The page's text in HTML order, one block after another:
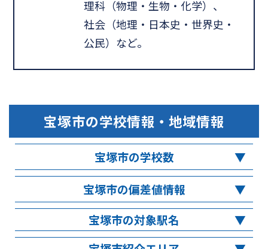
理科（物理・生物・化学）、
社会（地理・日本史・世界史・
公民）など。
宝塚市の学校情報・地域情報
宝塚市の学校数
宝塚市の偏差値情報
宝塚市の対象駅名